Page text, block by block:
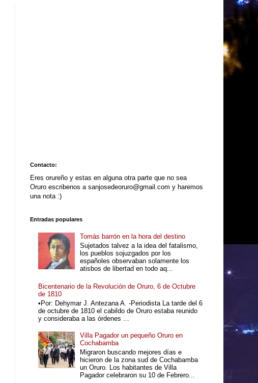
Contacto:
Eres orureño y estas en alguna otra parte que no sea
Oruro escribenos a sanjosedeoruro@gmail.com y haremos
una nota :)
Entradas populares
Tomás barrón en la hora del destino
Sujetados talvez a la idea del fatalismo,
los pueblos sojuzgados por los
españoles observaban solamente los
atisbos de libertad en todo aq...
Bicentenario de la Revolución de Oruro, 6 de Octubre
de 1810
•Por: Dehymar J. Antezana A. -Periodista La tarde del 6
de octubre de 1810 el cabildo de Oruro estaba reunido
y consideraba a las órdenes ...
Villa Pagador un pequeño Oruro en
Cochabamba
Migraron buscando mejores días e
hicieron de la zona sud de Cochabamba
un Oruro. Los habitantes de Villa
Pagador celebraron su 10 de Febrero...